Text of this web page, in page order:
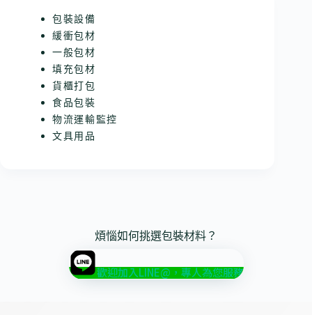
包裝設備
緩衝包材
一般包材
填充包材
貨櫃打包
食品包裝
物流運輸監控
文具用品
煩惱如何挑選包裝材料？
歡迎加入LINE@，專人為您服務